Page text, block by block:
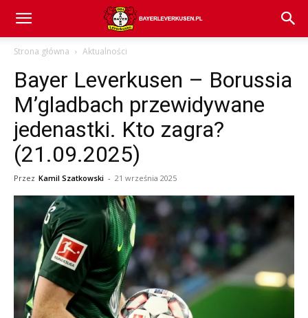
Bayer
Leverkusen
aktualności
(transfery,
Strona główna Aktualności
Bayer Leverkusen – Borussia
M’gladbach przewidywane
jedenastki. Kto zagra?
(21.09.2025)
Przez Kamil Szatkowski - 21 września 2025